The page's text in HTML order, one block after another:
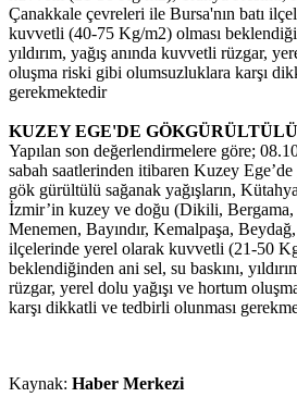
Çanakkale çevreleri ile Bursa'nın batı
kuvvetli (40-75 Kg/m2) olması
yıldırım, yağış anında kuvvetli rüzgar,
oluşma riski gibi olumsuzluklara karşı
gerekmektedir
KUZEY EGE'DE
Yapılan son değerlendirmelere göre;
sabah saatlerinden itibaren Kuzey
gök gürültülü sağanak yağışların,
İzmir’in kuzey ve doğu (Dikili, Bergama,
Menemen, Bayındır, Kemalpaşa,
ilçelerinde yerel olarak kuvvetli (21-50
beklendiğinden ani sel, su baskını,
rüzgar, yerel dolu yağışı ve hortum
karşı dikkatli ve tedbirli olunması
Kaynak: Haber Merkezi